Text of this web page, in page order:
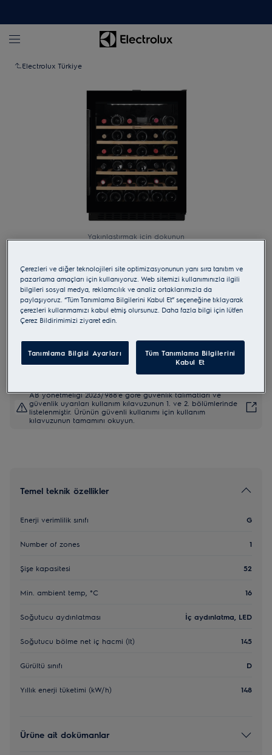
Electrolux Türkiye
Yakınlaştırmak için dokunun
EWUS052B5B
Wine Appliances
AB Ürün Bilgi Fişi
AB yönetmeliği 2023/988'e göre güvenlik talimatları ve
güvenlik uyarıları kullanım kılavuzunun 1. ve 2. bölümlerinde
listelenmiştir. Ürünün güvenli kullanımı için kullanım
kılavuzunun tamamını okuyun.
Temel teknik özellikler
Enerji verimlilik sınıfı G
Number of zones 1
Şişe kapasitesi 52
Min. ambient temp, °C 16
Soğutucu aydınlatması İç aydınlatma, LED
Soğutucu bölme net iç hacmi (lt) 145
Gürültü sınıfı D
Yıllık enerji tüketimi (kW/h) 148
Ürüne ait dokümanlar
Çerezleri ve diğer teknolojileri site optimizasyonunun yanı sıra tanıtım ve
pazarlama amaçları için kullanıyoruz. Web sitemizi kullanımınızla ilgili
bilgileri sosyal medya, reklamcılık ve analiz ortaklarımızla da
paylaşıyoruz. “Tüm Tanımlama Bilgilerini Kabul Et” seçeneğine tıklayarak
çerezleri kullanmamızı kabul etmiş olursunuz. Daha fazla bilgi için lütfen
Çerez Bildirimimizi ziyaret edin.
Tanımlama Bilgisi Ayarları
Tüm Tanımlama Bilgilerini
Kabul Et